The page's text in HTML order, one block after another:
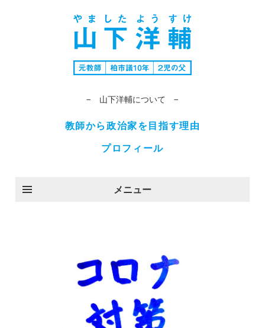
− 山下洋輔について −
教師から政治家を目指す理由
プロフィール
メニュー